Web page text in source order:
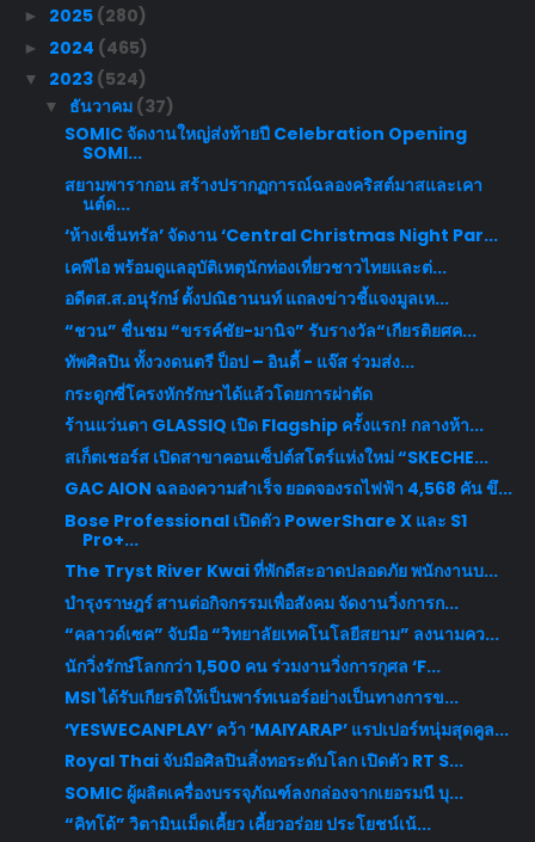
► 2025 (280)
► 2024 (465)
▼ 2023 (524)
▼ ธันวาคม (37)
SOMIC จัดงานใหญ่ส่งท้ายปี Celebration Opening
SOMI...
สยามพารากอน สร้างปรากฏการณ์ฉลองคริสต์มาสและเคา
นต์ด...
‘ห้างเซ็นทรัล’ จัดงาน ‘Central Christmas Night Par...
เคพีไอ พร้อมดูแลอุบัติเหตุนักท่องเที่ยวชาวไทยและต่...
อดีตส.ส.อนุรักษ์ ตั้งปณิธานนท์ แถลงข่าวชี้แจงมูลเห...
“ชวน” ชื่นชม “ขรรค์ชัย-มานิจ” รับรางวัล“เกียรติยศค...
ทัพศิลปิน ทั้งวงดนตรี ป็อป – อินดี้ - แจ๊ส ร่วมส่ง...
กระดูกซี่โครงหักรักษาได้แล้วโดยการผ่าตัด
ร้านแว่นตา GLASSIQ เปิด Flagship ครั้งแรก! กลางห้า...
สเก็ตเชอร์ส เปิดสาขาคอนเซ็ปต์สโตร์แห่งใหม่ “SKECHE...
GAC AION ฉลองความสำเร็จ ยอดจองรถไฟฟ้า 4,568 คัน ขึ...
Bose Professional เปิดตัว PowerShare X และ S1
Pro+...
The Tryst River Kwai ที่พักดีสะอาดปลอดภัย พนักงานบ...
บำรุงราษฎร์ สานต่อกิจกรรมเพื่อสังคม จัดงานวิ่งการก...
“คลาวด์เซค” จับมือ “วิทยาลัยเทคโนโลยีสยาม” ลงนามคว...
นักวิ่งรักษ์โลกกว่า 1,500 คน ร่วมงานวิ่งการกุศล ‘F...
MSI ได้รับเกียรติให้เป็นพาร์ทเนอร์อย่างเป็นทางการข...
‘YESWECANPLAY’ คว้า ‘MAIYARAP’ แรปเปอร์หนุ่มสุดคูล...
Royal Thai จับมือศิลปินสิ่งทอระดับโลก เปิดตัว RT S...
SOMIC ผู้ผลิตเครื่องบรรจุภัณฑ์ลงกล่องจากเยอรมนี บุ...
“คิทโด้” วิตามินเม็ดเคี้ยว เคี้ยวอร่อย ประโยชน์เน้...